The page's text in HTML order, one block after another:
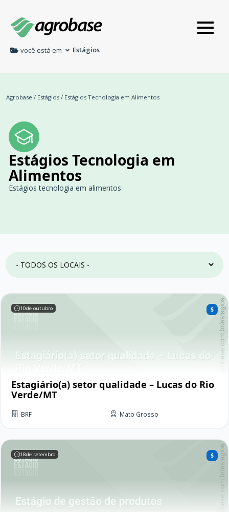
você está em Estágios
Agrobase / Estágios / Estágios Tecnologia em Alimentos
Estágios Tecnologia em
Alimentos
Estágios tecnologia em alimentos
10de outubro
Estagiário(a) setor qualidade – Lucas do Rio
Verde/MT
BRF Mato Grosso
18de setembro